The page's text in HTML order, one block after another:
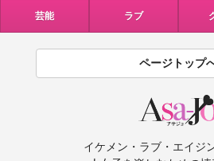
芸能 ラブ
ページトップ
イケメン・ラブ・エイジ